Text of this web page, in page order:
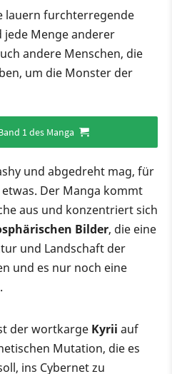
lauern furchterregende
Menge anderer
andere Menschen, die
um die Monster der
1 des Manga
und abgedreht mag, für
Der Manga kommt
aus und konzentriert sich
Bilder, die eine
und Landschaft der
und es nur noch eine
der wortkarge Kyrii auf
Mutation, die es
ins Cybernet zu